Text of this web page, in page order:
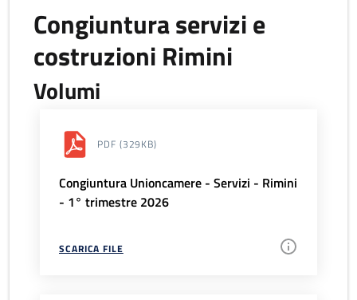
Congiuntura servizi e
costruzioni Rimini
Volumi
PDF (329KB)
Congiuntura Unioncamere - Servizi - Rimini
- 1° trimestre 2026
SCARICA FILE